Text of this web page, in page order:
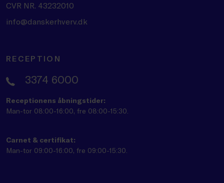
CVR NR. 43232010
info@danskerhverv.dk
RECEPTION
3374 6000
Receptionens åbningstider:
Man-tor 08:00-16:00, fre 08:00-15:30.
Carnet & certifikat:
Man-tor 09:00-16:00, fre 09:00-15:30.